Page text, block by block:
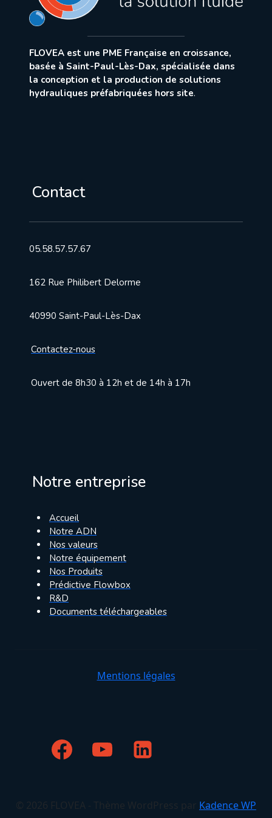
FLOVEA est une PME Française en croissance,
basée à Saint-Paul-Lès-Dax, spécialisée dans
la conception et la production de solutions
hydrauliques préfabriquées hors site.
Contact
05.58.57.57.67
162 Rue Philibert Delorme
40990 Saint-Paul-Lès-Dax
Contactez-nous
Ouvert de 8h30 à 12h et de 14h à 17h
Notre entreprise
Accueil
Notre ADN
Nos valeurs
Notre équipement
Nos Produits
Prédictive Flowbox
R&D
Documents téléchargeables
Mentions légales
© 2026 FLOVEA - Thème WordPress par Kadence WP